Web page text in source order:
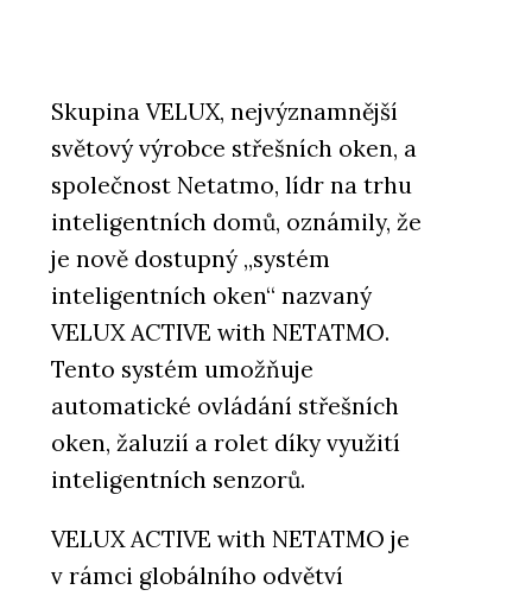
Skupina VELUX, nejvýznamnější
světový výrobce střešních oken, a
společnost Netatmo, lídr na trhu
inteligentních domů, oznámily, že
je nově dostupný „systém
inteligentních oken“ nazvaný
VELUX ACTIVE with NETATMO.
Tento systém umožňuje
automatické ovládání střešních
oken, žaluzií a rolet díky využití
inteligentních senzorů.
VELUX ACTIVE with NETATMO je
v rámci globálního odvětví